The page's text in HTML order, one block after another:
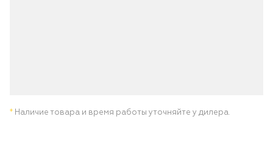
* Наличие товара и время работы уточняйте у дилера.